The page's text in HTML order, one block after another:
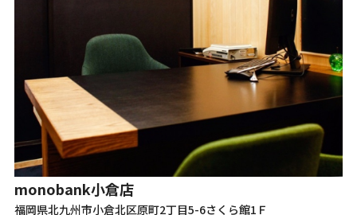
monobank小倉店
福岡県北九州市小倉北区原町2丁目5-6さくら館1Ｆ